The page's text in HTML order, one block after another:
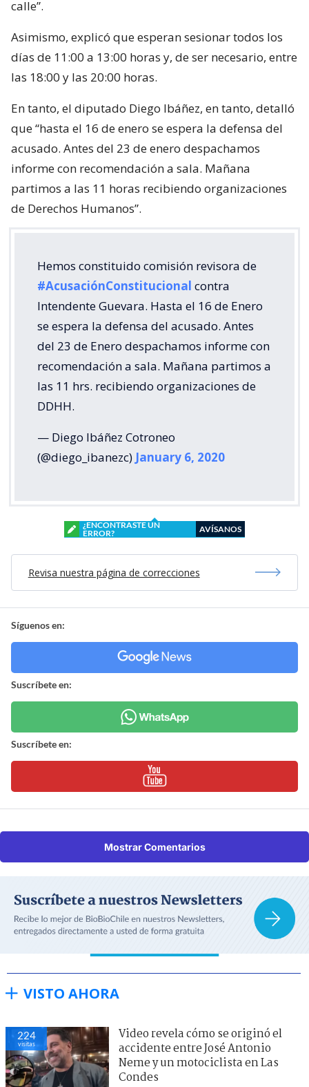
calle”.
Asimismo, explicó que esperan sesionar todos los
días de 11:00 a 13:00 horas y, de ser necesario, entre
las 18:00 y las 20:00 horas.
En tanto, el diputado Diego Ibáñez, en tanto, detalló
que “hasta el 16 de enero se espera la defensa del
acusado. Antes del 23 de enero despachamos
informe con recomendación a sala. Mañana
partimos a las 11 horas recibiendo organizaciones
de Derechos Humanos”.
Hemos constituido comisión revisora de
#AcusaciónConstitucional contra
Intendente Guevara. Hasta el 16 de Enero
se espera la defensa del acusado. Antes
del 23 de Enero despachamos informe con
recomendación a sala. Mañana partimos a
las 11 hrs. recibiendo organizaciones de
DDHH.
— Diego Ibáñez Cotroneo
(@diego_ibanezc) January 6, 2020
¿ENCONTRASTE UN
ERROR?
AVÍSANOS
Revisa nuestra página de correcciones
Síguenos en:
Suscríbete en:
Suscríbete en:
Mostrar Comentarios
VISTO AHORA
224
visitas
Video revela cómo se originó el
accidente entre José Antonio
Neme y un motociclista en Las
Condes